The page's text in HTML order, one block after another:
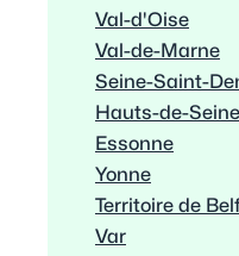
Val-d'Oise
Val-de-Marne
Seine-Saint-
Hauts-de-Seine
Essonne
Yonne
Territoire de
Var